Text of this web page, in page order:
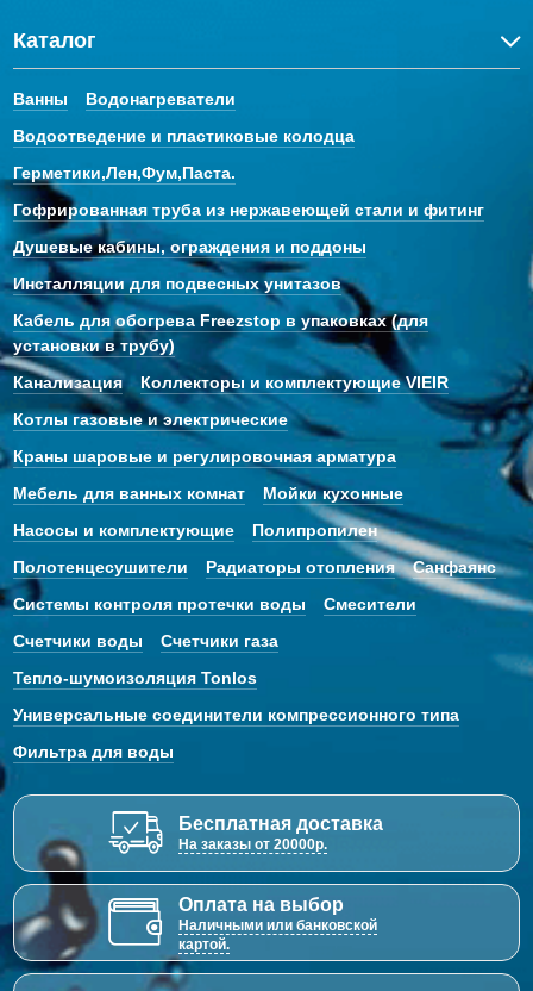
Каталог
Ванны
Водонагреватели
Водоотведение и пластиковые колодца
Герметики,Лен,Фум,Паста.
Гофрированная труба из нержавеющей стали и фитинг
Душевые кабины, ограждения и поддоны
Инсталляции для подвесных унитазов
Кабель для обогрева Freezstop в упаковках (для
установки в трубу)
Канализация
Коллекторы и комплектующие VIEIR
Котлы газовые и электрические
Краны шаровые и регулировочная арматура
Мебель для ванных комнат
Мойки кухонные
Насосы и комплектующие
Полипропилен
Полотенцесушители
Радиаторы отопления
Санфаянс
Системы контроля протечки воды
Смесители
Счетчики воды
Счетчики газа
Тепло-шумоизоляция Tonlos
Универсальные соединители компрессионного типа
Фильтра для воды
Бесплатная доставка
На заказы от 20000р.
Оплата на выбор
Наличными или банковской
картой.